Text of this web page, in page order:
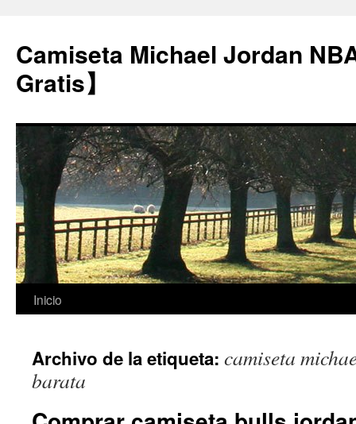
Camiseta Michael Jordan
Gratis】
Saltar
contenido
Inicio
Archivo de la etiqueta: camiseta
barata